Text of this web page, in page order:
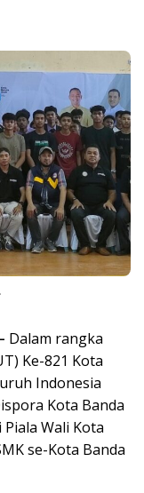
Dalam rangka
Ke-821 Kota
Indonesia
Kota Banda
Wali Kota
se-Kota Banda